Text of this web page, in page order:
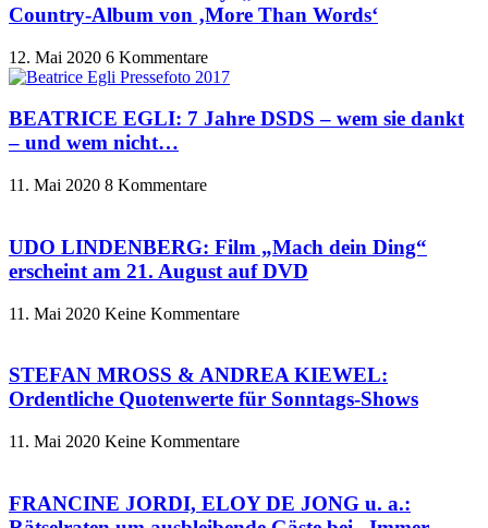
Country-Album von ‚More Than Words‘
12. Mai 2020 6 Kommentare
BEATRICE EGLI: 7 Jahre DSDS – wem sie dankt
– und wem nicht…
11. Mai 2020 8 Kommentare
UDO LINDENBERG: Film „Mach dein Ding“
erscheint am 21. August auf DVD
11. Mai 2020 Keine Kommentare
STEFAN MROSS & ANDREA KIEWEL:
Ordentliche Quotenwerte für Sonntags-Shows
11. Mai 2020 Keine Kommentare
FRANCINE JORDI, ELOY DE JONG u. a.: